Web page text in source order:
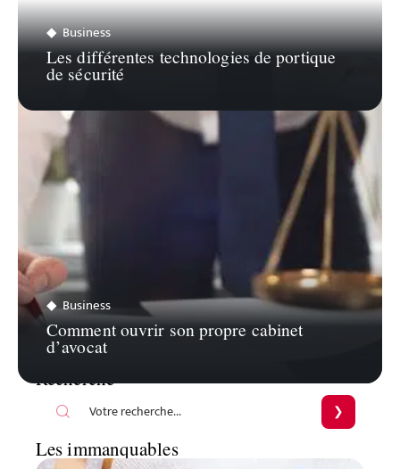
Business
Les différentes technologies de portique
de sécurité
Business
Comment ouvrir son propre cabinet
d’avocat
Recherche
Les immanquables